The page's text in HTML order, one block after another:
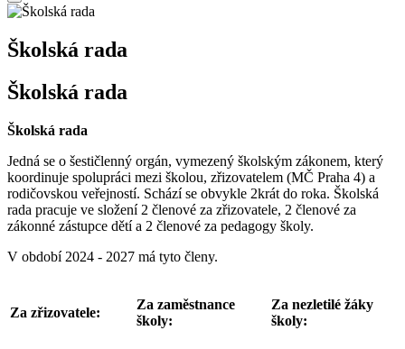
Školská rada
Školská rada
Školská rada
Jedná se o šestičlenný orgán, vymezený školským zákonem, který
koordinuje spolupráci mezi školou, zřizovatelem (MČ Praha 4) a
rodičovskou veřejností. Schází se obvykle 2krát do roka. Školská
rada pracuje ve složení 2 členové za zřizovatele, 2 členové za
zákonné zástupce dětí a 2 členové za pedagogy školy.
V období 2024 - 2027 má tyto členy.
Za zřizovatele:
Za zaměstnance
školy:
Za nezletilé žáky
školy: